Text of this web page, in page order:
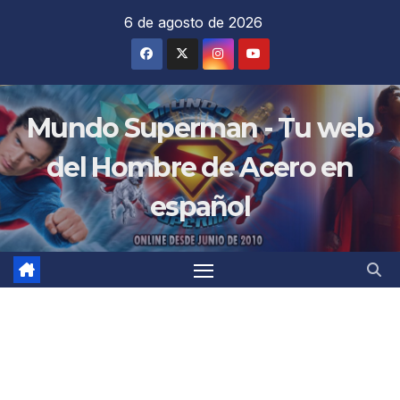
6 de agosto de 2026
Mundo Superman - Tu web
del Hombre de Acero en
español